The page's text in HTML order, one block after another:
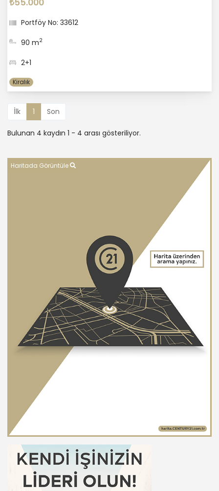
₺55.000
Portföy No: 33612
90 m2
2+1
Kiralık
İlk 1 Son
Bulunan 4 kaydın 1 - 4 arası gösteriliyor.
Haritada Görüntüle